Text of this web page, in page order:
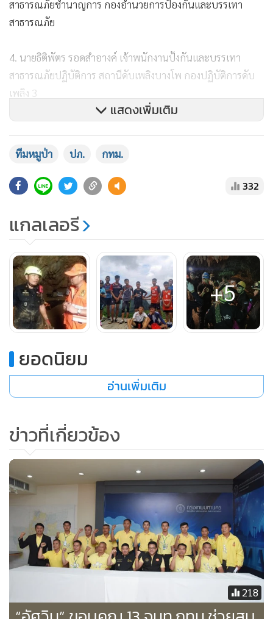
สาธารณภัยชำนาญการ กองอำนวยการป้องกันและบรรเทา
สาธารณภัย
4. นายธิติพัตร รอดสำอางค์ เจ้าพนักงานป้งกันและบรรเทา
สาธารณภัยปฏิบัติการ สถานีดับเพลิงบางโพ กองปฏิบัติการดับ
เพลิง 3
ปฏิบัติการ สถานีดับเพลิงดุสิต กองปฏิบัติการดับเพลิง 3
สาธารณภัยปฏิบัติการ สถานีดับเพลิงดุสิต กองปฏิบัติการดับ
เพลิง 3
7. นายพงษ์พิพัฒน์ นพเก้า พนักงานป้องกันและบรรเทา
สาธารณภัยชำนาญงาน สถานีดับเพลิงพระโขนง กองปฏิบัติการ
ดับเพลิง 2
8. นายเอกพล มูลสถาน พนักงานป้องกันและบรรรเทา
สาธารณภัยปฏิบัติงาน สถานีดับเพลิงห้วยขวาง กองปฏิบัติการ
แสดงเพิ่มเติม
ทีมหมูป่า ปภ. กทม.
332
แกลเลอรี
+5
ยอดนิยม
อ่านเพิ่มเติม
ข่าวที่เกี่ยวข้อง
218